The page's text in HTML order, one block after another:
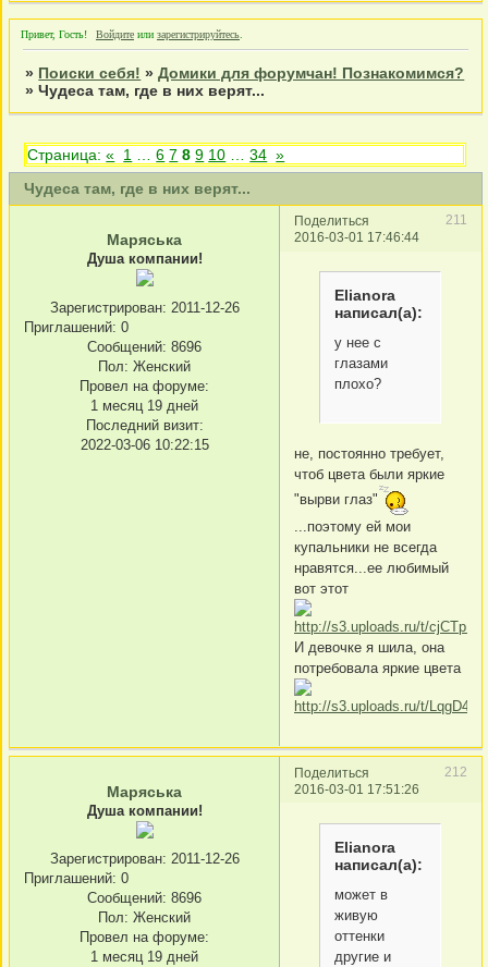
Привет, Гость! Войдите или зарегистрируйтесь
» Поиски себя! »Домики для форумчан! Познакомимся?
»Чудеса там, где в них верят...
Чудеса там, где в них верят...
Страница:« 1 6 7 8 9 10 34 »
Поделиться
211
2016-03-01 17:46:44
Маряська
Душа компании!
Зарегистрирован: 2011-12-26
Приглашений: 0
Сообщений: 8696
Пол: Женский
Провел на форуме:
1 месяц 19 дней
Последний визит:
2022-03-06 10:22:15
Elianora
написал(а):
у нее с
глазами
плохо?
не, постоянно требует,
чтоб цвета были яркие
"вырви глаз"
...поэтому ей мои
купальники не всегда
нравятся...ее любимый
вот этот
И девочке я шила, она
потребовала яркие цвета
Поделиться
212
2016-03-01 17:51:26
Маряська
Душа компании!
Зарегистрирован: 2011-12-26
Приглашений: 0
Сообщений: 8696
Пол: Женский
Провел на форуме:
1 месяц 19 дней
Elianora
написал(а):
может в
живую
оттенки
другие и